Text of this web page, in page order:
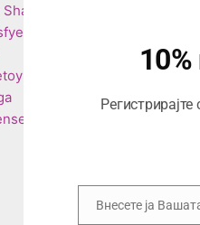
of Grey
Email
Внесете ја